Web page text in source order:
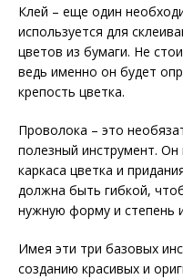
Клей – еще один
используется для
цветов из бумаги. Не
ведь именно он будет
крепость цветка.
Проволока – это
полезный инструмент. Он
каркаса цветка и
должна быть гибкой,
нужную форму и степень
Имея эти три базовых
созданию красивых и